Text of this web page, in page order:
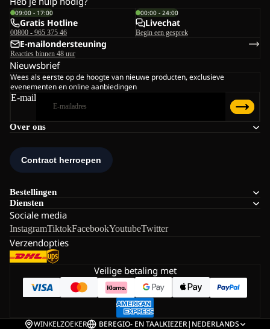
Over ons
Bestellingen
Diensten
Sociale media
InstagramTiktokFacebookYoutubeTwitter
Verzendopties
09:00 - 17:00
Gratis Hotline
00800 - 965 375 46
00:00 - 24:00
Livechat
Begin een gesprek
E-mailondersteuning
Reacties binnen 48 uur
Nieuwsbrief
Wees als eerste op de hoogte van nieuwe producten, exclusieve
evenementen en online aanbiedingen
E-mail
Veilige betaling met
WINKELZOEKER BEREGIO- EN TAALKIEZER| NEDERLANDS